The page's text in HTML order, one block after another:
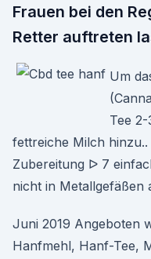
Frauen bei den
Retter auftreten
Um
Tee
fettreiche Milch
Zubereitung ᐅ 7
nicht in Metallgefäßen
Juni 2019 Angeboten
Hanfmehl, Hanf-Tee,